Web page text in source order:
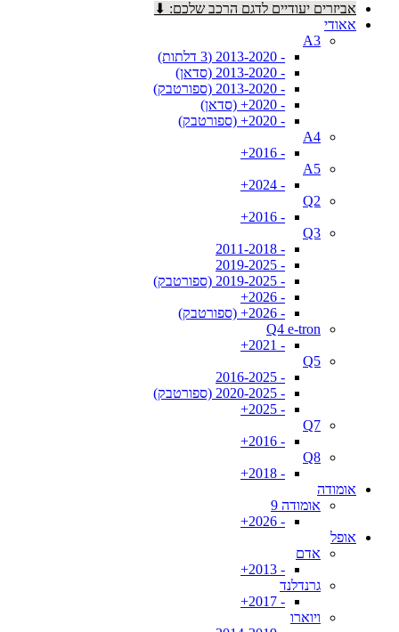
אביזרים יעודיים לדגם הרכב שלכם: ⬇
אאודי
A3
- 2013-2020 (3 דלתות)
- 2013-2020 (סדאן)
- 2013-2020 (ספורטבק)
- 2020+ (סדאן)
- 2020+ (ספורטבק)
A4
- 2016+
A5
- 2024+
Q2
- 2016+
Q3
- 2011-2018
- 2019-2025
- 2019-2025 (ספורטבק)
- 2026+
- 2026+ (ספורטבק)
Q4 e-tron
- 2021+
Q5
- 2016-2025
- 2020-2025 (ספורטבק)
- 2025+
Q7
- 2016+
Q8
- 2018+
אומודה
אומודה 9
- 2026+
אופל
אדם
- 2013+
גרנדלנד
- 2017+
ויוארו